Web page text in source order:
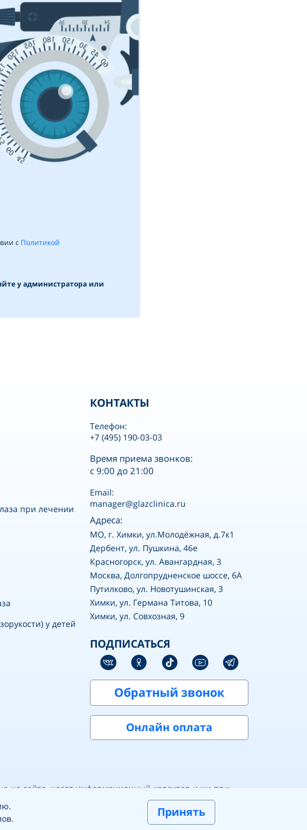
с Политикой
у администратора или
при лечении
у детей
КОНТАКТЫ
Телефон:
+7 (495) 190-03-03
Время приема звонков:
с 9:00 до 21:00
Email:
manager@glazclinica.ru
Адреса:
MO, г. Химки, ул.Молодёжная, д.7к1
Дербент, ул. Пушкина, 46е
Красногорск, ул. Авангардная, 3
Москва, Долгопрудненское шоссе, 6А
Путилково, ул. Новотушинская, 3
Химки, ул. Германа Титова, 10
Химки, ул. Совхозная, 9
ПОДПИСАТЬСЯ
Обратный звонок
Онлайн оплата
на сайте, носят информационный характер и ни при
ориентировочный, может не совпадать с фактическим
Необходима консультация врача.
Принять